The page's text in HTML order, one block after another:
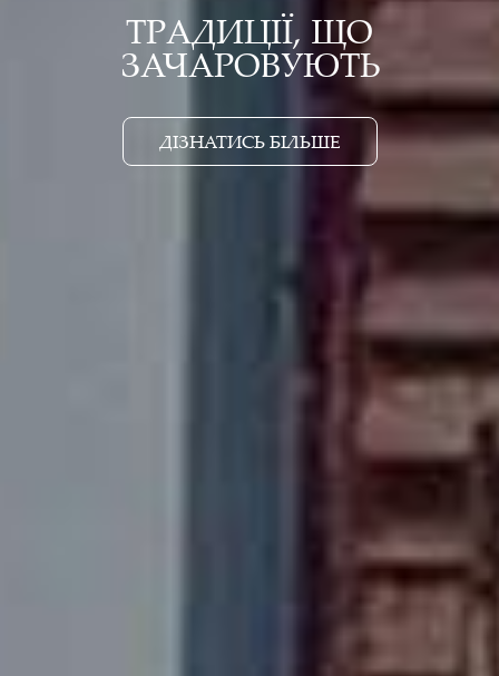
ТРАДИЦІЇ, ЩО
ЗАЧАРОВУЮТЬ
ДІЗНАТИСЬ БІЛЬШЕ